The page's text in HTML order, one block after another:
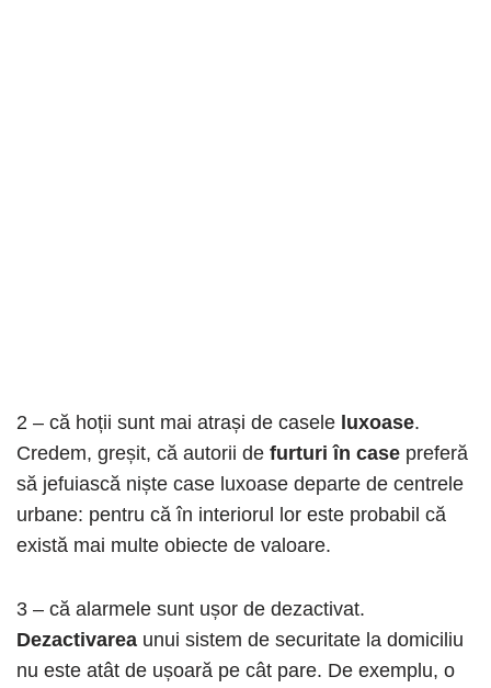
2 – că hoții sunt mai atrași de casele luxoase.
Credem, greșit, că autorii de furturi în case preferă
să jefuiască niște case luxoase departe de centrele
urbane: pentru că în interiorul lor este probabil că
există mai multe obiecte de valoare.
3 – că alarmele sunt ușor de dezactivat.
Dezactivarea unui sistem de securitate la domiciliu
nu este atât de ușoară pe cât pare. De exemplu, o